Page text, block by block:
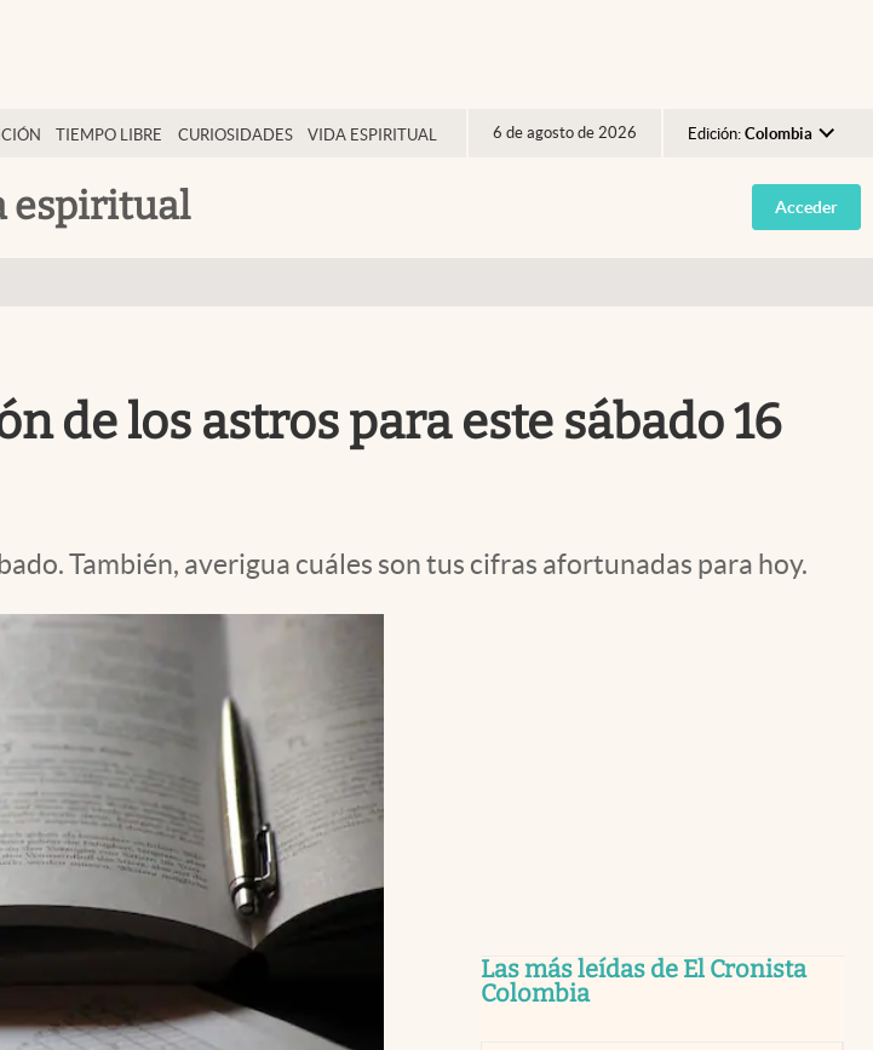
TIEMPO LIBRE CURIOSIDADES VIDA ESPIRITUAL 6 de agosto de 2026 Edición: Colombia
Argentina
España
espiritual Acceder
de los astros para este sábado 16
También, averigua cuáles son tus cifras afortunadas para hoy.
Las más leídas de El Cronista
Colombia